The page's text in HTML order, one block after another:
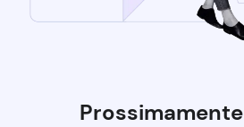
Prossimamente